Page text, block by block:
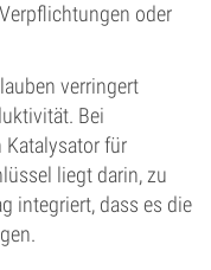
oder
verringert
Bei
Katalysator für
liegt darin, zu
integriert, dass es die